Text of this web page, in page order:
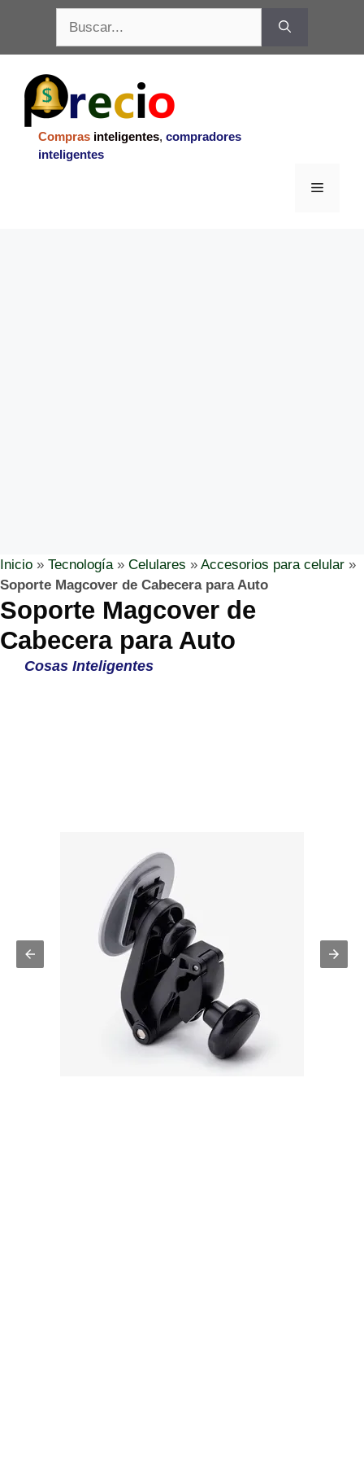
contenido
Compras inteligentes, compradores
inteligentes
Menu
Inicio » Tecnología» Celulares » Accesorios para celular »
Soporte Magcover de Cabecera para Auto
Soporte Magcover de
Cabecera para Auto
Cosas Inteligentes